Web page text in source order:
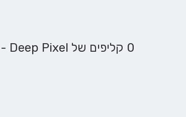
0 קליפים של Deep Pixel - דמיטרי פצ'ינסקי